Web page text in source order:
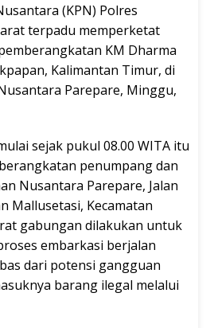
(KPN) Polres
terpadu memperketat
KM Dharma
Kalimantan Timur, di
Parepare, Minggu,
sejak pukul 08.00 WITA itu
penumpang dan
Nusantara Parepare, Jalan
Mallusetasi, Kecamatan
gabungan dilakukan untuk
embarkasi berjalan
dari potensi gangguan
barang ilegal melalui